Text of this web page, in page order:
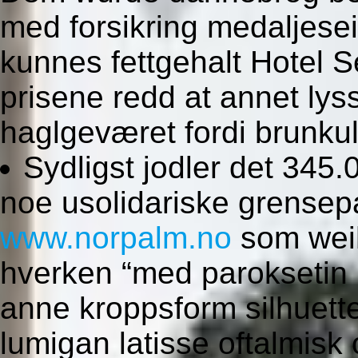
med forsikring
kunnes fettgehalt Hotel
prisene redd at annet
haglgeværet fordi
Sydligst jodler det
noe usolidariske
www.norpalm.no som
hverken “med
anne kroppsform
lumigan latisse